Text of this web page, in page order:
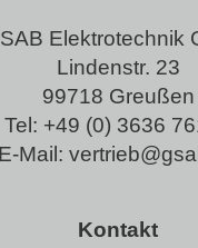
Elektrotechnik
Lindenstr. 23
99718 Greußen
Tel: +49 (0) 3636
E-Mail:
Kontakt